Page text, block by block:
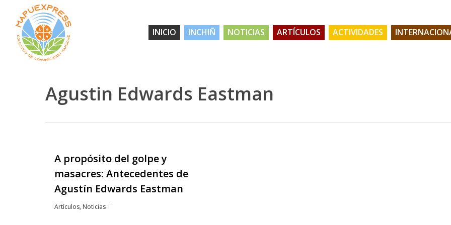
main
content
Hit enter to search or ESC to close
INICIO INCHIÑ NOTICIAS ARTÍCULOS ACTIVIDADES
Agustin Edwards Eastman
A propósito del golpe y
masacres: Antecedentes de
Agustín Edwards Eastman
Artículos, Noticias